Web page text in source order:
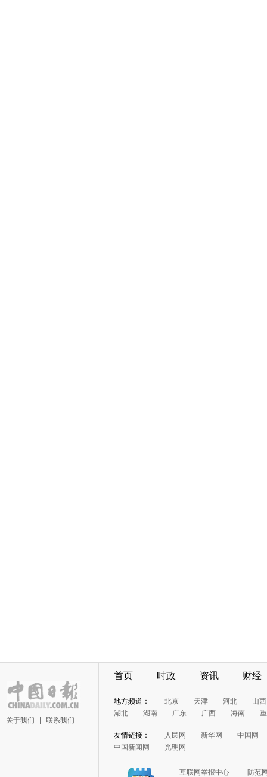
关于我们 联系我们
首页 时政 资讯 财经
地方频道： 北京 天津 河北
山西
湖北
湖南 广东 广西 海南
友情链接： 人民网 新华网
中国网
中国新闻网
光明网
互联网举报中心
防范